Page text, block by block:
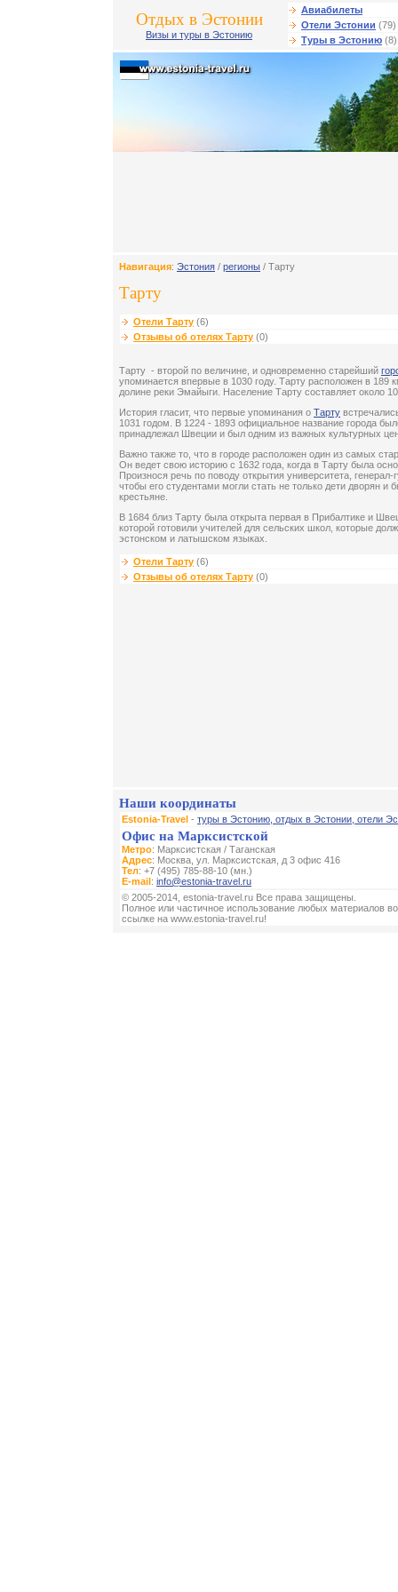
Отдых в Эстонии
Визы и туры в Эстонию
Авиабилеты
Отели Эстонии (79)
Туры в Эстонию (8)
Навигация: Эстония / регионы / Тарту
Тарту
Отели Тарту (6)
Отзывы об отелях Тарту (0)
Тарту - второй по величине, и одновременно старейший
упоминается впервые в 1030 году. Тарту расположен в 189
долине реки Эмайыги. Население Тарту составляет около
История гласит, что первые упоминания о Тарту
1031 годом. В 1224 - 1893 официальное название города
принадлежал Швеции и был одним из важных культурных
Важно также то, что в городе расположен один из самых
Он ведет свою историю с 1632 года, когда в Тарту была
Произнося речь по поводу открытия университета, генерал-
чтобы его студентами могли стать не только дети дворян и
крестьяне.
В 1684 близ Тарту была открыта первая в Прибалтике и
которой готовили учителей для сельских школ, которые
эстонском и латышском языках.
Отели Тарту (6)
Отзывы об отелях Тарту (0)
Наши координаты
Estonia-Travel - туры в Эстонию, отдых в Эстонии, отели
Офис на Марксистской
Метро: Марксистская / Таганская
Адрес: Москва, ул. Марксистская, д 3 офис 416
Тел: +7 (495) 785-88-10 (мн.)
E-mail: info@estonia-travel.ru
© 2005-2014, estonia-travel.ru Все права защищены.
Полное или частичное использование любых материалов
ссылке на www.estonia-travel.ru!